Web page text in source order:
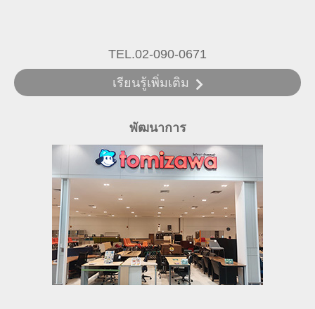
TEL.02-090-0671
เรียนรู้เพิ่มเติม
พัฒนาการ